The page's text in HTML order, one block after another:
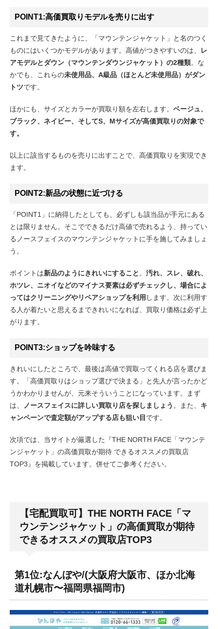
POINT1:高価買取りモデルを売りに出す
これまで見てきたように、「マウンテンジャケット」と名のつく
ものにはいくつかモデルがあります。高値がつきやすいのは、
レ
アモデルとダウン（マウンテンダウンジャケット）の2種類。な
かでも、これらの未使用品、A級品（ほとんど未使用品）がダン
トツです。
ほかにも、サイズとカラーが買取り額を左右します。 ベージュ、
ブラック、ネイビー、そしてS、Mサイズが高価買取りの対象で
す。
以上に該当するものを売りに出すことで、高価買取りを実現でき
ます。
POINT2:新品の状態に近づける
「POINT1」に納得したとしても、必ずしも該当品が手元にある
とは限りません。そこでできるだけ高値で売れるよう、持ってい
るノースフェイスのマウンテンジャケットに手を施してみましょ
う。
ポイントは新品のようにきれいにすること 。 汚れ、スレ、破れ、
ホツレ、ニオイなどのマイナス要素は必ずチェックし、場合によ
ってはクリーニングやリペアショップを利用 します。次に利用す
る人が着たいと思えるまできれいになれば、買取り価格は必ず上
がります。
POINT3:ショップを吟味する
きれいにしたところで、最後は高値で買取ってくれる店を選びま
す。「高価買取りはショップ選びで決まる」と先人が言ったかど
うかわかりませんが、元来そういうことになっています。まず
は、
ノースフェイスに詳しい買取り店を探しましょう 。また、 キ
ャンペーンで査定額がアップする店も狙い目 です。
次項では、当サイトが厳選した『THE NORTH FACE「マウンテ
ンジャケット」の高価買取が期待 できるオススメの買取店
TOP3』を掲載しています。併せてご参考ください。
【宅配買取可】THE NORTH FACE「マ
ウンテンジャケット」の高価買取が期待
できるオススメの買取店TOP3
第1位:なんぼや/(大阪府大阪市、ほか北海
道札幌市〜福岡県福岡市)